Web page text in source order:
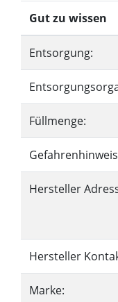
Gut zu wissen
Entsorgung:
Füllmenge:
Hersteller
Hersteller
Marke: